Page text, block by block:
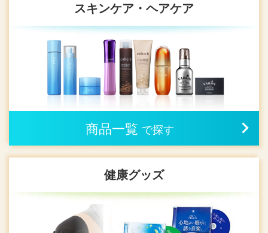
スキンケア・ヘアケア
商品一覧 で探す
健康グッズ